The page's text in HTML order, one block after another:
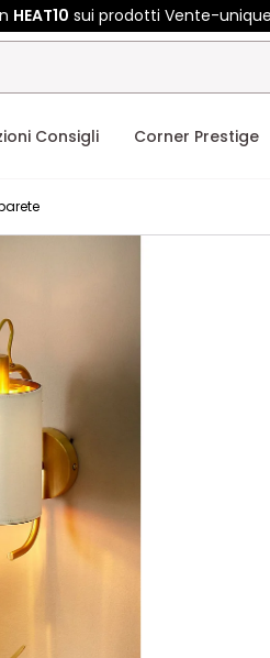
HEAT10sui prodotti Vente-unique
Consigli Corner Prestige